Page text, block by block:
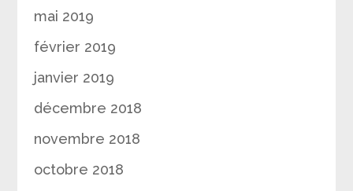
mai 2019
février 2019
janvier 2019
décembre 2018
novembre 2018
octobre 2018